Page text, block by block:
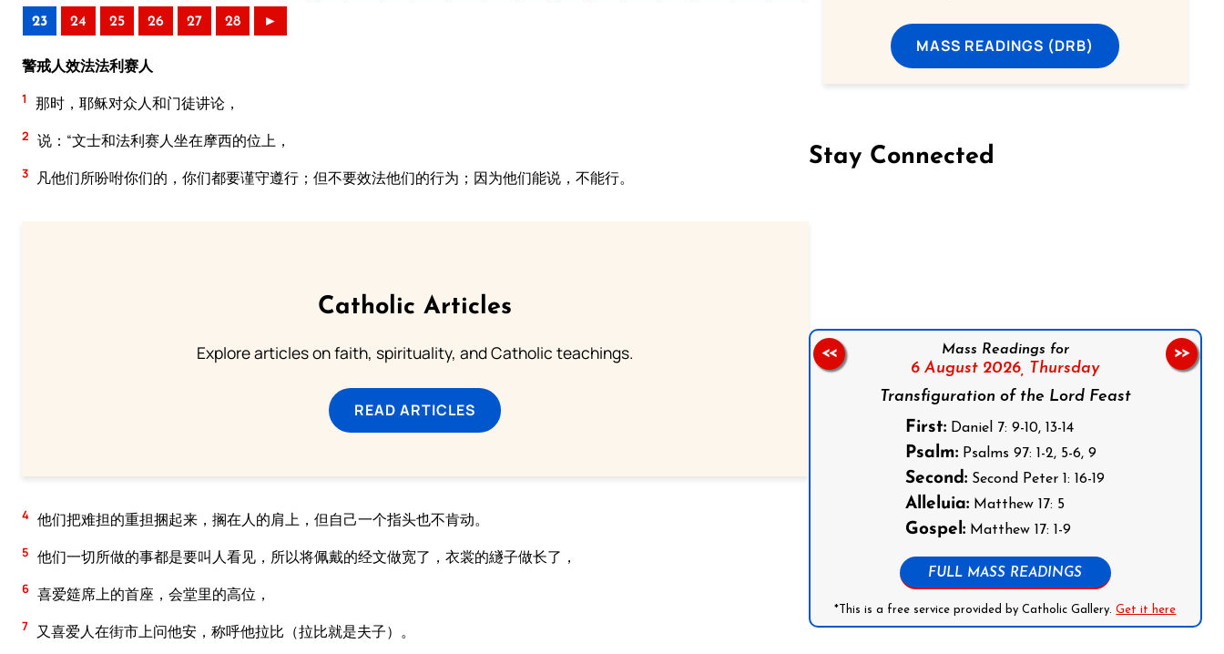
23 24 25 26 27 28 ►
警戒人效法法利赛人
1 那时，耶稣对众人和门徒讲论，
2 说：“文士和法利赛人坐在摩西的位上，
3 凡他们所吩咐你们的，你们都要谨守遵行；但不要效法他们的行为；因为他们能说，不能行。
Catholic Articles
Explore articles on faith, spirituality, and Catholic teachings.
READ ARTICLES
4 他们把难担的重担捆起来，搁在人的肩上，但自己一个指头也不肯动。
5 他们一切所做的事都是要叫人看见，所以将佩戴的经文做宽了，衣裳的繸子做长了，
6 喜爱筵席上的首座，会堂里的高位，
7 又喜爱人在街市上问他安，称呼他拉比（拉比就是夫子）。
MASS READINGS (DRB)
Stay Connected
Mass Readings for
6 August 2026, Thursday
Transfiguration of the Lord Feast
First: Daniel 7: 9-10, 13-14
Psalm: Psalms 97: 1-2, 5-6, 9
Second: Second Peter 1: 16-19
Alleluia: Matthew 17: 5
Gospel: Matthew 17: 1-9
FULL MASS READINGS
*This is a free service provided by Catholic Gallery.Get it here
<< >>